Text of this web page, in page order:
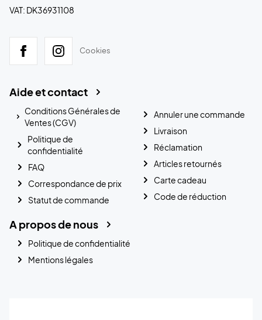
VAT: DK36931108
Cookies
Aide et contact
Conditions Générales de
Ventes (CGV)
Politique de
confidentialité
FAQ
Correspondance de prix
Statut de commande
Annuler une commande
Livraison
Réclamation
Articles retournés
Carte cadeau
Code de réduction
A propos de nous
Politique de confidentialité
Mentions légales